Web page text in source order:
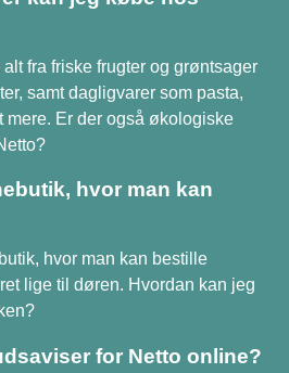
fra friske frugter og grøntsager
samt dagligvarer som pasta,
mere. Er der også økologiske
hvor man kan
hvor man kan bestille
lige til døren. Hvordan kan jeg
for Netto online?